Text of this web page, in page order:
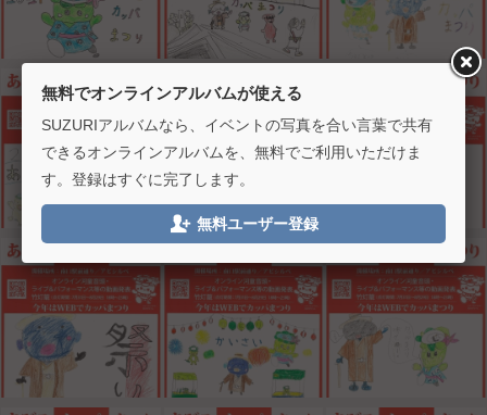
無料でオンラインアルバムが使える
SUZURIアルバムなら、イベントの写真を合い言葉で共有
できるオンラインアルバムを、無料でご利用いただけま
す。登録はすぐに完了します。
 無料ユーザー登録